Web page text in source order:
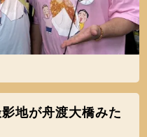
地が舟渡大橋みた